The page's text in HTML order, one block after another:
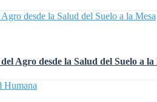
Agro desde la Salud del Suelo a la